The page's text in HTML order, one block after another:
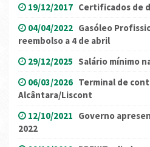
19/12/2017 Certificados de
04/04/2022 Gasóleo
reembolso a 4 de abril
29/12/2025 Salário mínimo
06/03/2026 Terminal de
Alcântara/Liscont
12/10/2021 Governo
2022